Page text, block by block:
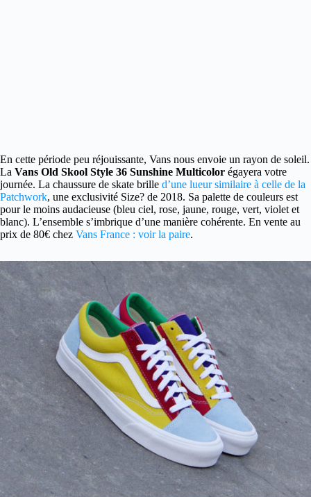
En cette période peu réjouissante, Vans nous envoie un rayon de soleil.
La Vans Old Skool Style 36 Sunshine Multicolor égayera votre
journée. La chaussure de skate brille d’une lueur similaire à celle de la
Patchwork, une exclusivité Size? de 2018. Sa palette de couleurs est
pour le moins audacieuse (bleu ciel, rose, jaune, rouge, vert, violet et
blanc). L’ensemble s’imbrique d’une manière cohérente. En vente au
prix de 80€ chez Vans France : voir la paire.